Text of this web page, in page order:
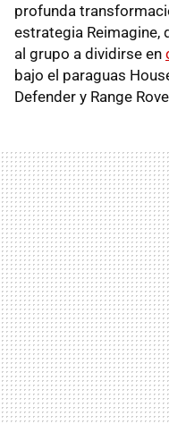
profunda
estrategia Reimagine,
al grupo a dividirse en
bajo el paraguas
Defender y Range